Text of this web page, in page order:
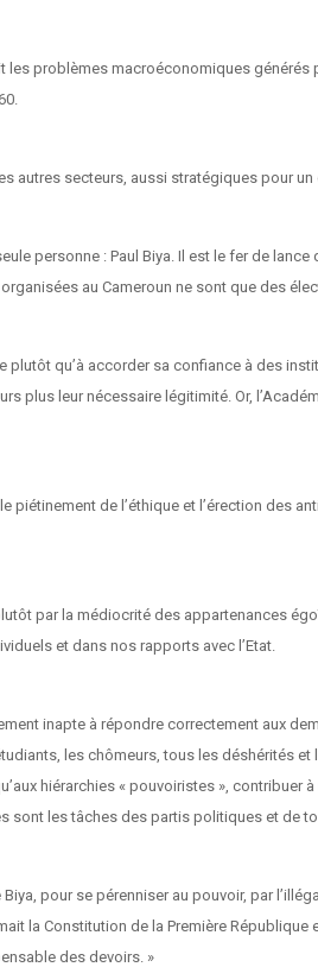
problèmes macroéconomiques générés
autres secteurs, aussi stratégiques pour
personne : Paul Biya. Il est le fer de
au Cameroun ne sont que des
plutôt qu’à accorder sa confiance à des
plus leur nécessaire légitimité. Or,
de l’éthique et l’érection des
par la médiocrité des appartenances
et dans nos rapports avec l’Etat.
inapte à répondre correctement aux
les chômeurs, tous les déshérités
hiérarchies « pouvoiristes »,
sont les tâches des partis politiques et de
pour se pérenniser au pouvoir, par
la Constitution de la Première République
des devoirs. »